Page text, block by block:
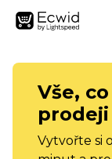
Vše,
Vytvořte si